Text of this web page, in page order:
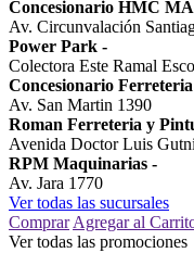
Concesionario HMC
Av. Circunvalación
Power Park -
Colectora Este Ramal
Concesionario
Av. San Martin 1390
Roman Ferreteria y
Avenida Doctor Luis
RPM Maquinarias -
Av. Jara 1770
Ver todas las sucursales
Comprar Agregar al
Ver todas las promociones